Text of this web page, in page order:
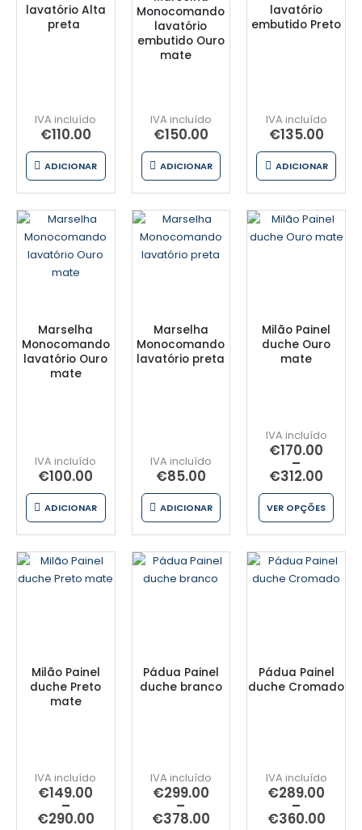
lavatório Alta
preta
€110.00
ADICIONAR
Monocomando
lavatório
embutido Ouro
mate
€150.00
ADICIONAR
lavatório
embutido Preto
€135.00
ADICIONAR
Marselha
Monocomando
lavatório Ouro
mate
€100.00
ADICIONAR
Marselha
Monocomando
lavatório preta
€85.00
ADICIONAR
Milão Painel
duche Ouro
mate
€170.00
–
€312.00
VER OPÇÕES
Milão Painel
duche Preto
mate
€149.00
–
€290.00
Pádua Painel
duche branco
€299.00
–
€378.00
Pádua Painel
duche Cromado
€289.00
–
€360.00